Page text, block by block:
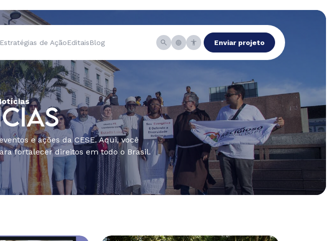
Estratégias de AçãoEditaisBlog Enviar projeto
e ações da CESE. Aqui, você
fortalecer direitos em todo o Brasil.